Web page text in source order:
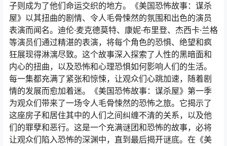
子则成为了他们命运交织的地方。《美国恐怖故事：谋杀
屋》以其扭曲的剧情、令人毛骨悚然的氛围和出色的演员
表演而闻名。迪伦·麦克德莫特、康妮·布里登、杰西卡·兰格
等演员们通过精湛的表演，将每个角色的恐惧、绝望和疯
狂展现得淋漓尽致。这个故事深入探索了人性的黑暗面和
内心的扭曲，以及恐怖和心理恐惧如何影响人们的生活。
每一集都充满了紧张和惊悚，让观众们心跳加速，随着剧
情的发展而愈加着迷。《美国恐怖故事：谋杀屋》第一季
为观众们带来了一场令人毛骨悚然的恐怖之旅。它揭示了
这座房子和居住其中的人们之间纠缠不清的关系，以及他
们的罪孽和恶行。这是一个充满谜团和恐怖的故事，必将
让观众们陷入恐怖的深渊中，直到最后揭开谜底。在《美